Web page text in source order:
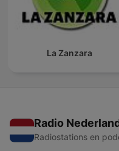
La Zanzara
Radio
Radiostations en